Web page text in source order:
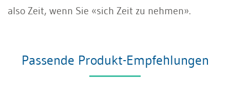
also Zeit, wenn Sie «sich Zeit zu nehmen».
Passende Produkt-Empfehlungen